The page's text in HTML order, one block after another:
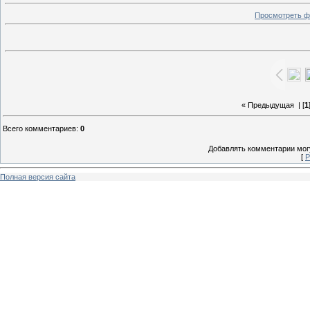
Просмотреть
« Предыдущая| [1
Всего комментариев: 0
Добавлять комментарии
[
Полная версия сайта